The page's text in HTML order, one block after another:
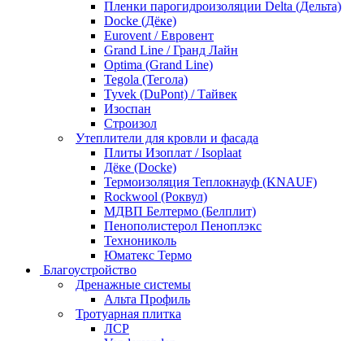
Пленки парогидроизоляции Delta (Дельта)
Docke (Дёке)
Eurovent / Евровент
Grand Line / Гранд Лайн
Optima (Grand Line)
Tegola (Тегола)
Tyvek (DuPont) / Тайвек
Изоспан
Строизол
Утеплители для кровли и фасада
Плиты Изоплат / Isoplaat
Дёке (Docke)
Термоизоляция Теплокнауф (KNAUF)
Rockwool (Роквул)
МДВП Белтермо (Белплит)
Пенополистерол Пеноплэкс
Технониколь
Юматекс Термо
Благоустройство
Дренажные системы
Альта Профиль
Тротуарная плитка
ЛСР